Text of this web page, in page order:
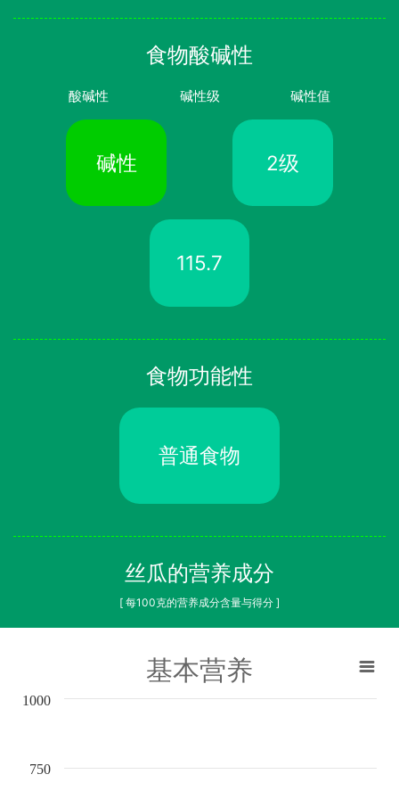
食物酸碱性
酸碱性 碱性级 碱性值
碱性 2级
115.7
食物功能性
普通食物
丝瓜的营养成分
[ 每100克的营养成分含量与得分 ]
基本营养
750
1000